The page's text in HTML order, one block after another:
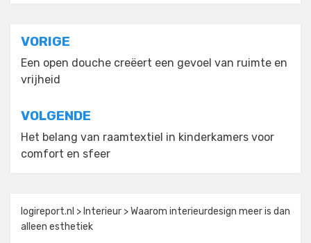
Bericht
navigatie
VORIGE
Een open douche creëert een gevoel van ruimte en
vrijheid
VOLGENDE
Het belang van raamtextiel in kinderkamers voor
comfort en sfeer
logireport.nl > Interieur >Waarom interieurdesign meer is dan
alleen esthetiek